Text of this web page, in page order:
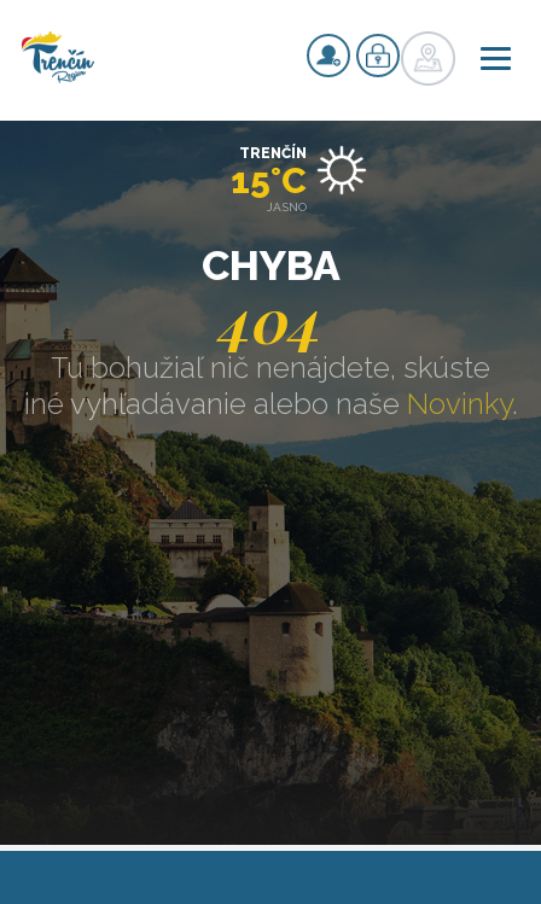
CHYBA
404
Tu bohužiaľ nič nenájdete, skúste
iné vyhľadávanie alebo naše Novinky.
TRENČÍN
15°C
JASNO